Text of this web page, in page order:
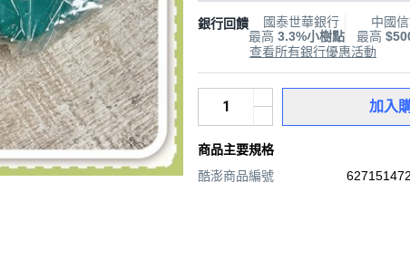
銀行回饋
國泰世華銀行
最高 3.3%小樹點
中國
最高
查看所有銀行優惠活動
加入
商品主要規格
酷澎商品編號